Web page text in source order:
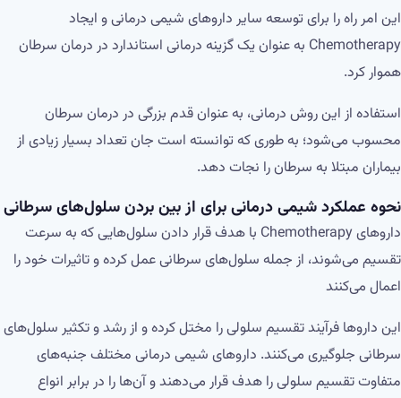
این امر راه را برای توسعه سایر داروهای شیمی درمانی و ایجاد
Chemotherapy به عنوان یک گزینه درمانی استاندارد در درمان سرطان
هموار کرد.
استفاده از این روش درمانی، به عنوان قدم بزرگی در درمان سرطان
محسوب می‌شود؛ به طوری که توانسته است جان تعداد بسیار زیادی از
بیماران مبتلا به سرطان را نجات دهد.
نحوه عملکرد شیمی درمانی برای از بین بردن سلول‌های سرطانی
داروهای Chemotherapy با هدف قرار دادن سلول‌هایی که به سرعت
تقسیم می‌شوند، از جمله سلول‌های سرطانی عمل کرده و تاثیرات خود را
اعمال می‌کنند
این داروها فرآیند تقسیم سلولی را مختل کرده و از رشد و تکثیر سلول‌های
سرطانی جلوگیری می‌کنند. داروهای شیمی درمانی مختلف جنبه‌های
متفاوت تقسیم سلولی را هدف قرار می‌دهند و آن‌ها را در برابر انواع